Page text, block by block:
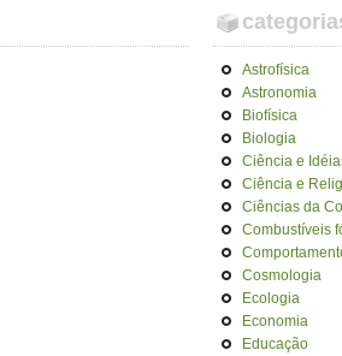
Astrofísica
Astronomia
Biofísica
Biologia
Ciência e
Ciência e
Ciências da
Combustíveis
Cosmologia
Ecologia
Economia
Educação